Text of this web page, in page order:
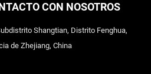
CON NOSOTROS
Shangtian, Distrito Fenghua,
de Zhejiang, China